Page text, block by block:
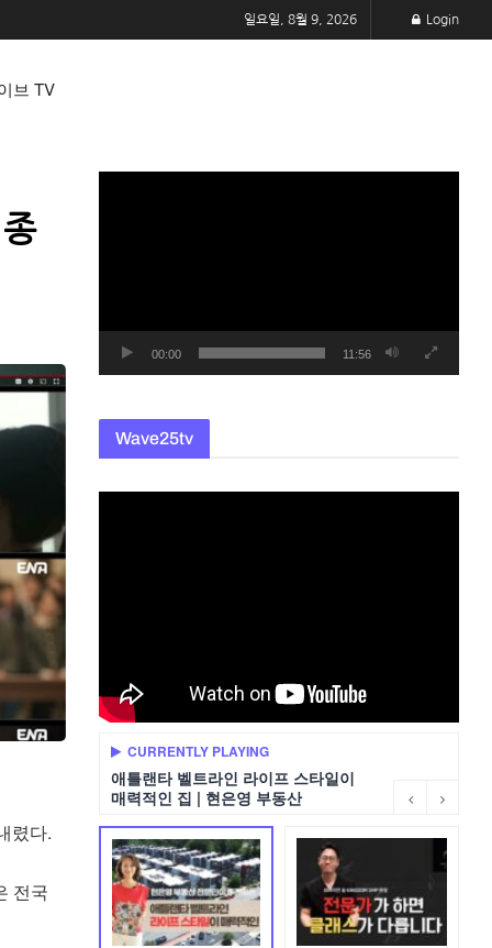
일요일, 8월 9, 2026 Login
브 TV
렸다.
전국
00:00 11:56
Wave25tv
CURRENTLY PLAYING
애틀랜타 벨트라인 라이프 스타일이
매력적인 집 | 현은영 부동산